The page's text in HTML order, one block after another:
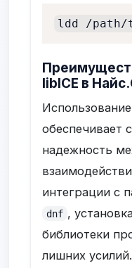
ldd /path/
libICE в
Использование
обеспечивает
надежность
интеграции с
dnf ,
библиотеки
лишних